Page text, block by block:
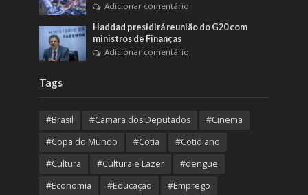
Adicionar comentário
Haddad presidirá reunião do G20 com
ministros de Finanças
Adicionar comentário
Tags
#Brasil #Camara dos Deputados
#Cinema
#Copa do Mundo
#Cotia
#Cotidiano
#Cultura
#Cultura e Lazer
#dengue
#Economia
#Educação #Emprego